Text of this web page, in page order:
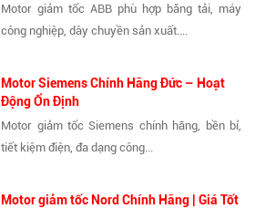
Motor giảm tốc ABB phù hợp băng tải, máy
công nghiệp, dây chuyền sản xuất....
Motor Siemens Chính Hãng Đức – Hoạt
Động Ổn Định
Motor giảm tốc Siemens chính hãng, bền bỉ,
tiết kiệm điện, đa dạng công...
Motor giảm tốc Nord Chính Hãng | Giá Tốt